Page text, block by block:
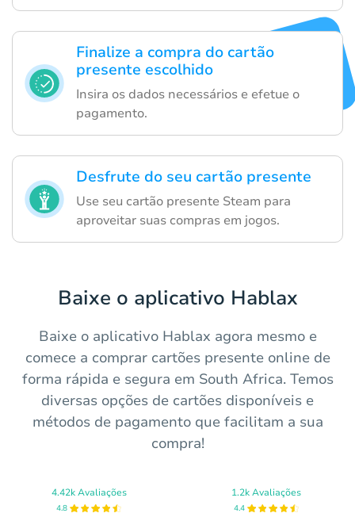
Finalize a compra do cartão
presente escolhido
Insira os dados necessários e efetue o
pagamento.
Desfrute do seu cartão presente
Use seu cartão presente Steam para
aproveitar suas compras em jogos.
Baixe o aplicativo Hablax
Baixe o aplicativo Hablax agora mesmo e
comece a comprar cartões presente online de
forma rápida e segura em South Africa. Temos
diversas opções de cartões disponíveis e
métodos de pagamento que facilitam a sua
compra!
4.42k Avaliações
4.8
1.2k Avaliações
4.4